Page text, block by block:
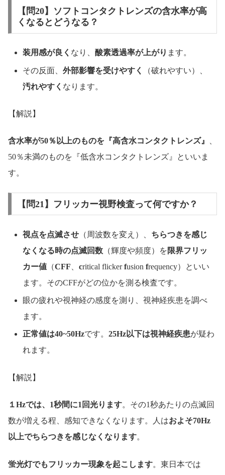
【問20】ソフトコンタクトレンズの含水率が高
くなるとどうなる？
装用感が良く なり、酸素透過率が上がり ます。
その反面、外部影響を受けやすく
（破れやすい）、
汚れやすく なります。
【解説】
含水率が50％以上のものを『高含水コンタクトレンズ』
、
50％未満のものを『低含水コンタクトレンズ』といいま
す。
【問21】フリッカー視野検査って何ですか？
視点を点滅させ （周波数を変え）、 ちらつきを感じ
なくなる時の点滅回数 （輝度や頻度）を限界フリッ
カー値 （CFF 、critical flickerfusionfrequency）といい
ます。そのCFFがどの位かを測る検査です。
眼の疲れや視神経の感度を測り、視神経疾患を調べ
ます。
正常値は40~50Hzです。25Hz以下は視神経疾患が疑わ
れます。
【解説】
１Hzでは、1秒間に1回光ります。その1秒あたりの点滅回
数が増える程、感知できなくなります。人はおよそ70Hz
以上でちらつきを感じなくなります。
蛍光灯でもフリッカー現象を起こします。東日本では